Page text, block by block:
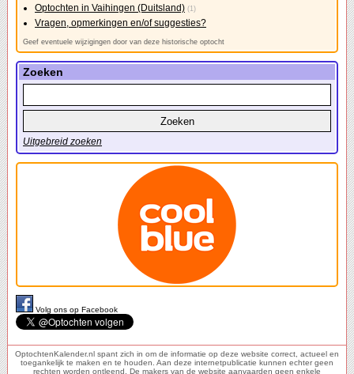
Optochten in Vaihingen (Duitsland) (1)
Vragen, opmerkingen en/of suggesties?
Geef eventuele wijzigingen door van deze historische optocht
Zoeken
Uitgebreid zoeken
Volg ons op Facebook
OptochtenKalender.nl spant zich in om de informatie op deze website correct, actueel en
toegankelijk te maken en te houden. Aan deze internetpublicatie kunnen echter geen
rechten worden ontleend. De makers van de website aanvaarden geen enkele